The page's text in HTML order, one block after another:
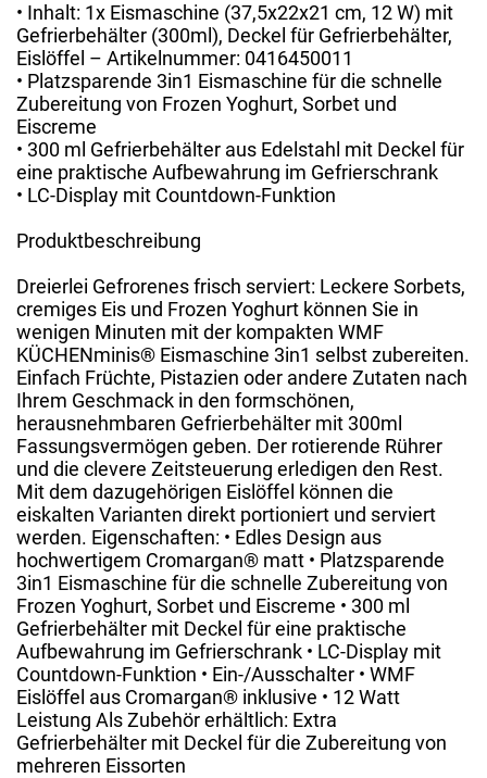
• Inhalt: 1x Eismaschine (37,5x22x21 cm, 12 W) mit
Gefrierbehälter (300ml), Deckel für Gefrierbehälter,
Eislöffel – Artikelnummer: 0416450011
• Platzsparende 3in1 Eismaschine für die schnelle
Zubereitung von Frozen Yoghurt, Sorbet und
Eiscreme
• 300 ml Gefrierbehälter aus Edelstahl mit Deckel für
eine praktische Aufbewahrung im Gefrierschrank
• LC-Display mit Countdown-Funktion
Produktbeschreibung
Dreierlei Gefrorenes frisch serviert: Leckere Sorbets,
cremiges Eis und Frozen Yoghurt können Sie in
wenigen Minuten mit der kompakten WMF
KÜCHENminis® Eismaschine 3in1 selbst zubereiten.
Einfach Früchte, Pistazien oder andere Zutaten nach
Ihrem Geschmack in den formschönen,
herausnehmbaren Gefrierbehälter mit 300ml
Fassungsvermögen geben. Der rotierende Rührer
und die clevere Zeitsteuerung erledigen den Rest.
Mit dem dazugehörigen Eislöffel können die
eiskalten Varianten direkt portioniert und serviert
werden. Eigenschaften: • Edles Design aus
hochwertigem Cromargan® matt • Platzsparende
3in1 Eismaschine für die schnelle Zubereitung von
Frozen Yoghurt, Sorbet und Eiscreme • 300 ml
Gefrierbehälter mit Deckel für eine praktische
Aufbewahrung im Gefrierschrank • LC-Display mit
Countdown-Funktion • Ein-/Ausschalter • WMF
Eislöffel aus Cromargan® inklusive • 12 Watt
Leistung Als Zubehör erhältlich: Extra
Gefrierbehälter mit Deckel für die Zubereitung von
mehreren Eissorten